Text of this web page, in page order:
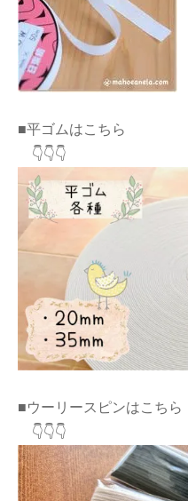
■平ゴムはこちら
👇👇👇
■ウーリースピンはこちら
👇👇👇